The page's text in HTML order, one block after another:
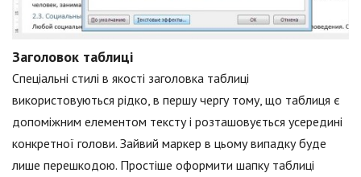
Заголовок таблиці
Спеціальні стилі в якості заголовка таблиці
використовуються рідко, в першу чергу тому, що таблиця є
допоміжним елементом тексту і розташовується усередині
конкретної голови. Зайвий маркер в цьому випадку буде
лише перешкодою. Простіше оформити шапку таблиці